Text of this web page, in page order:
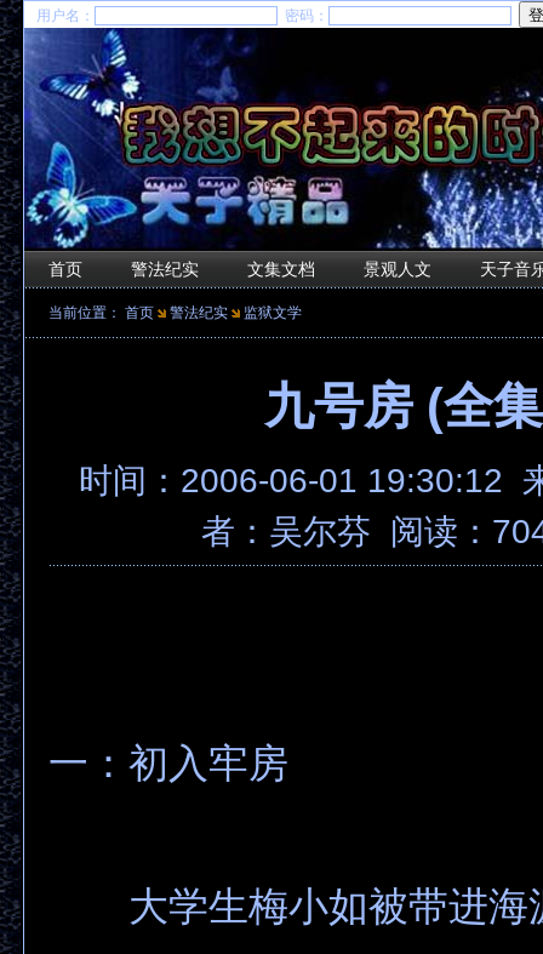
用户名： 密码：
首页 警法纪实 文集文档 景观人文 天子音
当前位置： 首页 警法纪实 监狱文学
九号房 (全
时间：2006-06-01 19:30:12
者：吴尔芬 阅读：
一：初入牢房
大学生梅小如被带进海